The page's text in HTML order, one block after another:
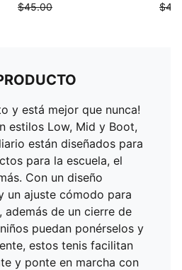
$45.00
y está mejor que nunca!
estilos Low, Mid y Boot,
están diseñados para
para la escuela, el
Con un diseño
un ajuste cómodo para
de un cierre de
puedan ponérselos y
estos tenis facilitan
y ponte en marcha con